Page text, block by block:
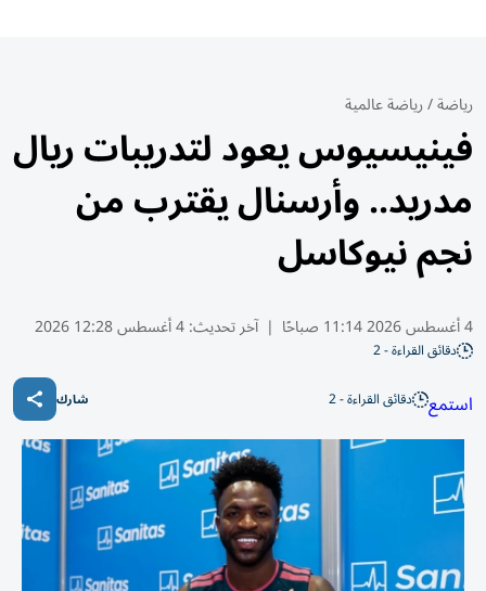
رياضة/رياضة عالمية
فينيسيوس يعود لتدريبات ريال
مدريد.. وأرسنال يقترب من
نجم نيوكاسل
4 أغسطس 2026 11:14 صباحًا | آخر تحديث:4 أغسطس 12:28 2026
دقائق القراءة - 2
استمع دقائق القراءة - 2 شارك